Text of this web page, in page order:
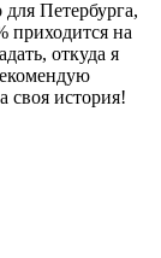
Петербурга,
на
откуда я
своя история!